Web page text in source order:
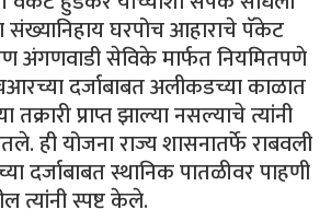
संख्यानिहाय घरपोच आहाराचे पॅकेट
अंगणवाडी सेविके मार्फत नियमितपणे
दर्जाबाबत अलीकडच्या काळात
तक्रारी प्राप्त झाल्या नसल्याचे त्यांनी
ही योजना राज्य शासनातर्फे राबवली
दर्जाबाबत स्थानिक पातळीवर पाहणी
त्यांनी स्पष्ट केले.